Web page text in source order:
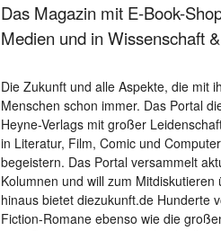
Das Magazin mit E-Book-
Medien und in Wissenschaft
Die Zukunft und alle Aspekte, die mit
Menschen schon immer. Das Portal
Heyne-Verlags mit großer
in Literatur, Film, Comic und
begeistern. Das Portal versammelt
Kolumnen und will zum
hinaus bietet diezukunft.de Hunderte
Fiction-Romane ebenso wie die